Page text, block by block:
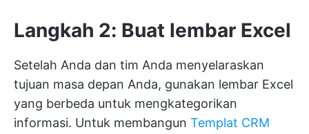
Langkah 2: Buat lembar Excel
Setelah Anda dan tim Anda menyelaraskan
tujuan masa depan Anda, gunakan lembar Excel
yang berbeda untuk mengkategorikan
informasi. Untuk membangun Templat CRM